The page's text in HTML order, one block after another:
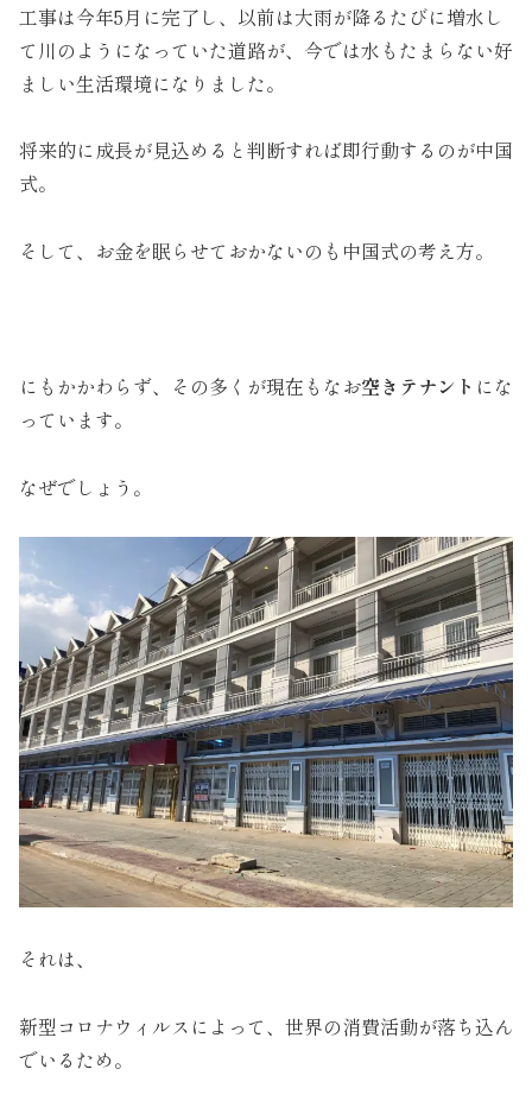
工事は今年5月に完了し、以前は大雨が降るたびに増水し
て川のようになっていた道路が、今では水もたまらない好
ましい生活環境になりました。
将来的に成長が見込めると判断すれば即行動するのが中国
式。
そして、お金を眠らせておかないのも中国式の考え方。
にもかかわらず、その多くが現在もなお空きテナント にな
っています。
なぜでしょう。
それは、
新型コロナウィルスによって、世界の消費活動が落ち込ん
でいるため。